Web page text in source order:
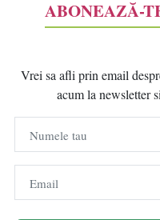
ABONEAZĂ-
Vrei sa afli prin email
acum la newsletter
Numele tau
Email